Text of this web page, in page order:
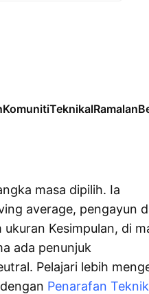
KomunitiTeknikalRamalan
masa dipilih. Ia
average, pengayun
Kesimpulan, di
ada penunjuk
Pelajari lebih
Penarafan